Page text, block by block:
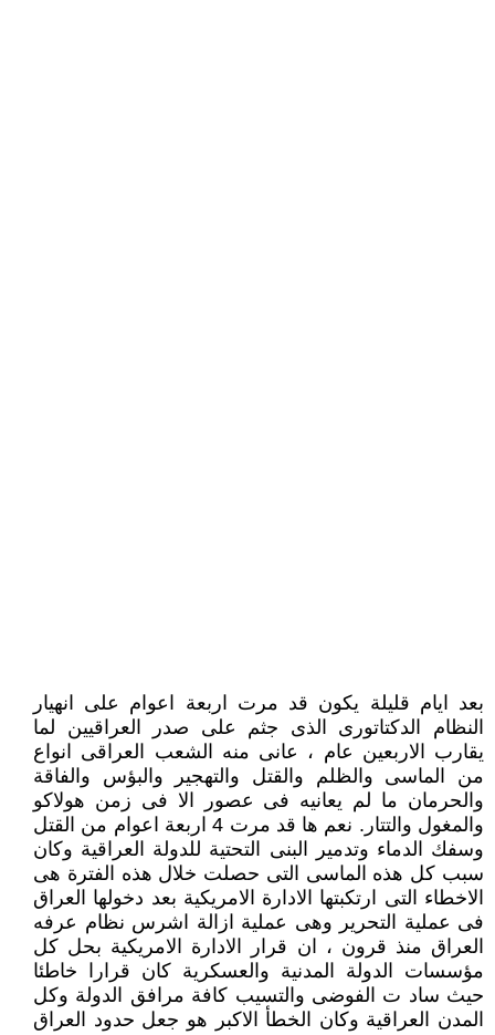
بعد ايام قليلة يكون قد مرت اربعة اعوام على انهيار
النظام الدكتاتورى الذى جثم على صدر العراقيين لما
يقارب الاربعين عام ، عانى منه الشعب العراقى انواع
من الماسى والظلم والقتل والتهجير والبؤس والفاقة
والحرمان ما لم يعانيه فى عصور الا فى زمن هولاكو
والمغول والتتار. نعم ها قد مرت 4 اربعة اعوام من القتل
وسفك الدماء وتدمير البنى التحتية للدولة العراقية وكان
سبب كل هذه الماسى التى حصلت خلال هذه الفترة هى
الاخطاء التى ارتكبتها الادارة الامريكية بعد دخولها العراق
فى عملية التحرير وهى عملية ازالة اشرس نظام عرفه
العراق منذ قرون ، ان قرار الادارة الامريكية بحل كل
مؤسسات الدولة المدنية والعسكرية كان قرارا خاطئا
حيث ساد ت الفوضى والتسيب كافة مرافق الدولة وكل
المدن العراقية وكان الخطأ الاكبر هو جعل حدود العراق